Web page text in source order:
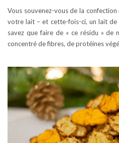
Vous souvenez-vous de la
votre lait – et cette-fois-ci, un lait
savez que faire de « ce résidu » de
concentré de fibres, de protéines